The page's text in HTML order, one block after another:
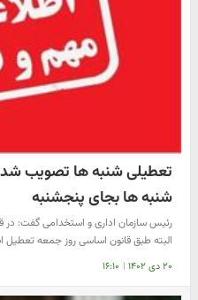
تعطیلی شنبه ها تصویب
شنبه ها بجای پنجشنبه
رئیس سازمان اداری و استخدامی گفت: در
البته طبق قانون اساسی روز جمعه
۲۰ دی ۱۴۰۲ | ۱۶:۱۰